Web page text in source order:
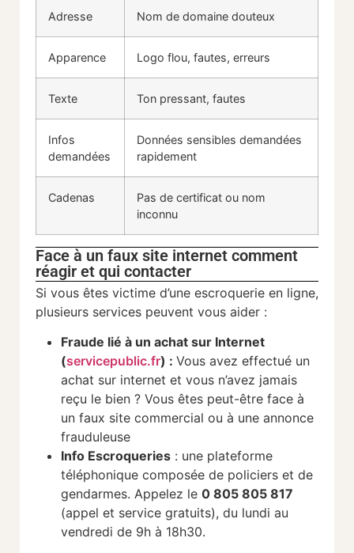
Adresse Nom de domaine douteux
Apparence Logo flou, fautes, erreurs
Texte Ton pressant, fautes
Infos
demandées
Données sensibles demandées
rapidement
Cadenas
Pas de certificat ou nom
inconnu
Face à un faux site internet comment
réagir et qui contacter
Si vous êtes victime d’une escroquerie en ligne,
plusieurs services peuvent vous aider :
Fraude lié à un achat sur Internet
(servicepublic.fr) : Vous avez effectué un
achat sur internet et vous n’avez jamais
reçu le bien ? Vous êtes peut-être face à
un faux site commercial ou à une annonce
frauduleuse
Info Escroqueries : une plateforme
téléphonique composée de policiers et de
gendarmes. Appelez le 0 805 805 817
(appel et service gratuits), du lundi au
vendredi de 9h à 18h30.